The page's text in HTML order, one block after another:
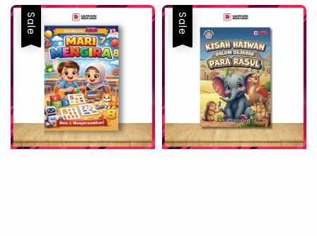
Sale Sale